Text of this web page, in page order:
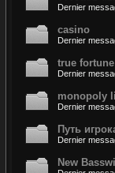
Dernier
casino
Dernier
true
Dernier
monopoly
Dernier
Путь
Dernier
New